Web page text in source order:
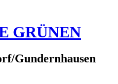
GRÜNEN
Gundernhausen